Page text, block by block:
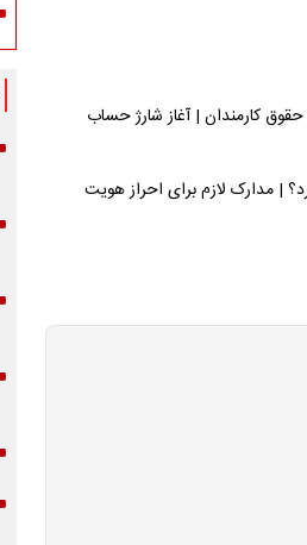
میلیونی بحساب حقوق کارمندان | آغاز شارژ حساب
| مدارک لازم برای احراز هویت